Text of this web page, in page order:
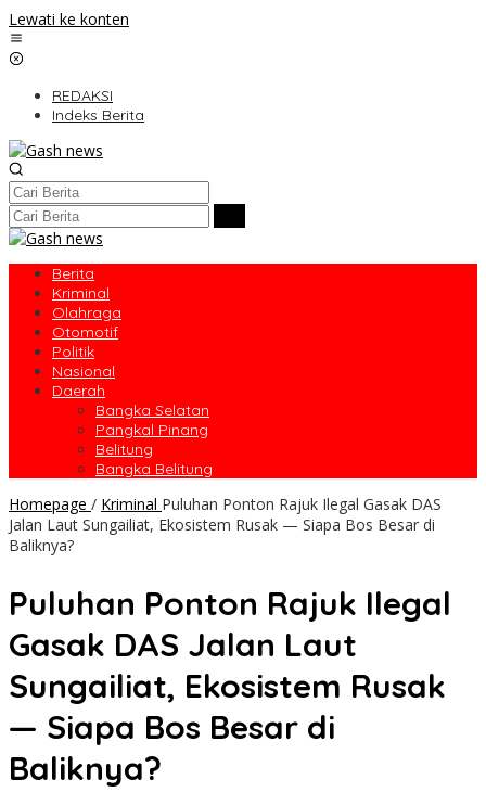
Lewati ke konten
REDAKSI
Indeks Berita
Berita
Kriminal
Olahraga
Otomotif
Politik
Nasional
Daerah
Bangka Selatan
Pangkal Pinang
Belitung
Bangka Belitung
Homepage / Kriminal Puluhan Ponton Rajuk Ilegal Gasak DAS
Jalan Laut Sungailiat, Ekosistem Rusak — Siapa Bos Besar di
Baliknya?
Puluhan Ponton Rajuk Ilegal
Gasak DAS Jalan Laut
Sungailiat, Ekosistem Rusak
— Siapa Bos Besar di
Baliknya?